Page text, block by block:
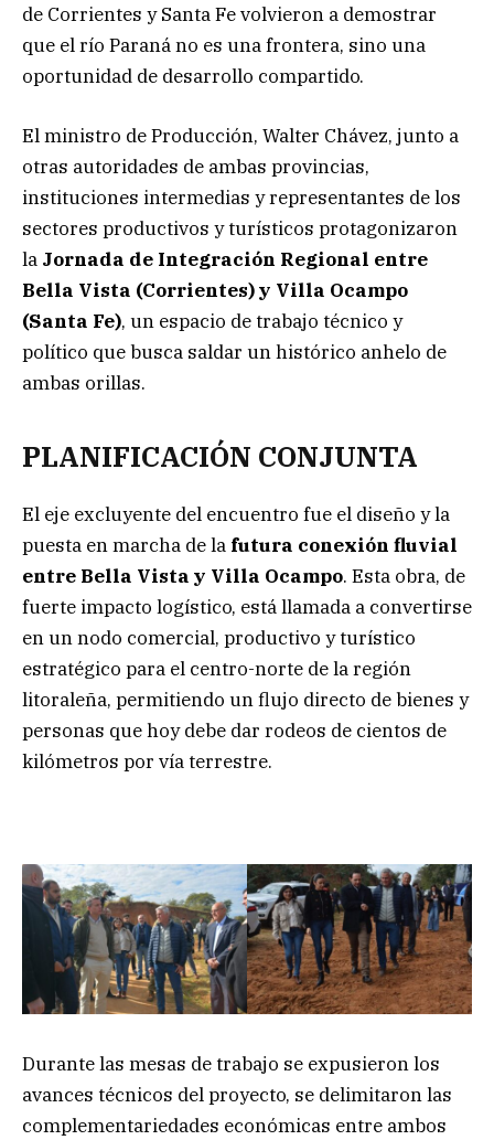
de Corrientes y Santa Fe volvieron a demostrar
que el río Paraná no es una frontera, sino una
oportunidad de desarrollo compartido.
El ministro de Producción, Walter Chávez, junto a
otras autoridades de ambas provincias,
instituciones intermedias y representantes de los
sectores productivos y turísticos protagonizaron
la Jornada de Integración Regional entre
Bella Vista (Corrientes) y Villa Ocampo
(Santa Fe), un espacio de trabajo técnico y
político que busca saldar un histórico anhelo de
ambas orillas.
PLANIFICACIÓN CONJUNTA
El eje excluyente del encuentro fue el diseño y la
puesta en marcha de la futura conexión fluvial
entre Bella Vista y Villa Ocampo. Esta obra, de
fuerte impacto logístico, está llamada a convertirse
en un nodo comercial, productivo y turístico
estratégico para el centro-norte de la región
litoraleña, permitiendo un flujo directo de bienes y
personas que hoy debe dar rodeos de cientos de
kilómetros por vía terrestre.
Durante las mesas de trabajo se expusieron los
avances técnicos del proyecto, se delimitaron las
complementariedades económicas entre ambos